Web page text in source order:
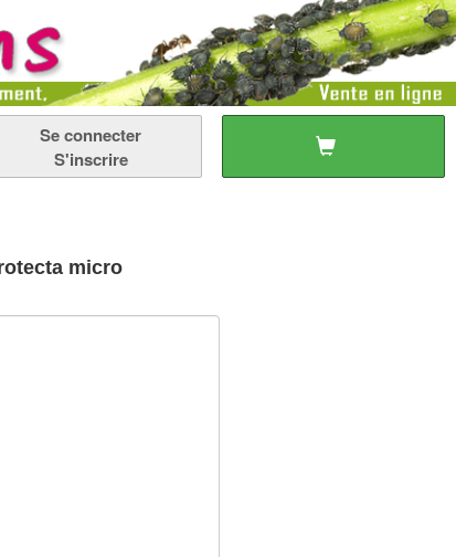
Se connecter
S'inscrire
micro